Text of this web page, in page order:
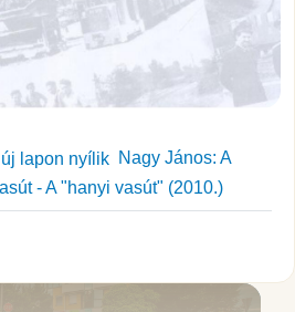
Nagy János: A
- A "hanyi vasút" (2010.)